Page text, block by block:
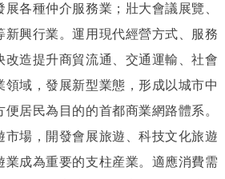
各種仲介服務業；壯大會議展覽、
新興行業。運用現代經營方式、服務
改造提升商貿流通、交通運輸、社會
領域，發展新型業態，形成以城市中
居民為目的的首都商業網路體系。
市場，開發會展旅遊、科技文化旅遊
業成為重要的支柱産業。適應消費需